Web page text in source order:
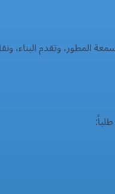
المطور، وتقدم البناء،